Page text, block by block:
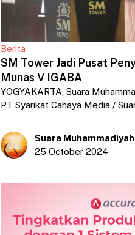
Berita
SM Tower Jadi Pusat
Munas V IGABA
YOGYAKARTA, Suara
PT Syarikat Cahaya Media /
Suara Muhammadiyah
25 October 2024